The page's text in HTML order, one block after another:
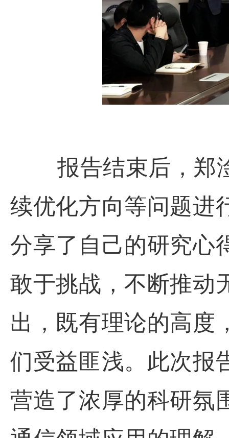
报告结束后，郑
续优化方向等问题进
分享了自己的研究心
敢于挑战，不断推动
出，既有理论的高度
们受益匪浅。 此次报
营造了浓厚的科研氛